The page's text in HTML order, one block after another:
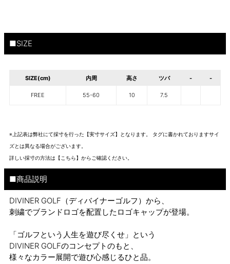
■SIZE
SIZE(cm) 内周 高さ ツバ - -
FREE 55-60 10 7.5
※上記表は弊社にて採寸を行った【実寸サイズ】となります。 タグに書かれておりますサイ
ズとは異なる場合がございます。
詳しい採寸の方法は 【こちら】から ご確認ください。
■商品説明
DIVINER GOLF（ディバイナーゴルフ）から、
刺繍でブランドロゴを配置したロゴキャップが登場。
「ゴルフという人生を遊び尽くせ」という
DIVINER GOLFのコンセプトのもと、
様々なカラー展開で遊び心感じるひと品。